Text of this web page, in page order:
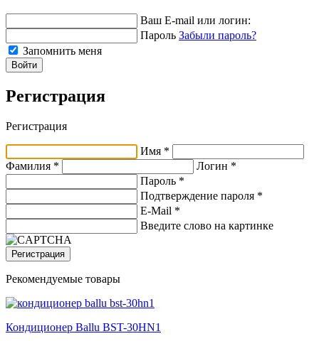
Ваш E-mail или логин:
Пароль Забыли пароль?
Запомнить меня
Войти
Регистрация
Регистрация
Имя *
Фамилия *
Логин *
Пароль *
Подтверждение пароля *
E-Mail *
Введите слово на картинке
Регистрация
Рекомендуемые товары
Кондиционер Ballu BST-30HN1